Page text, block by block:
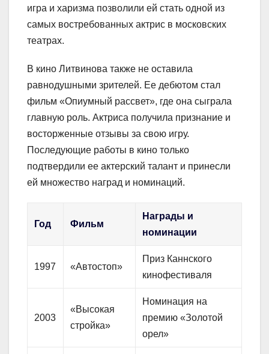
игра и харизма позволили ей стать одной из
самых востребованных актрис в московских
театрах.
В кино Литвинова также не оставила
равнодушными зрителей. Ее дебютом стал
фильм «Опиумный рассвет», где она сыграла
главную роль. Актриса получила признание и
восторженные отзывы за свою игру.
Последующие работы в кино только
подтвердили ее актерский талант и принесли
ей множество наград и номинаций.
Год Фильм
Награды и
номинации
1997 «Автостоп»
Приз Каннского
кинофестиваля
2003
«Высокая
стройка»
Номинация на
премию «Золотой
орел»